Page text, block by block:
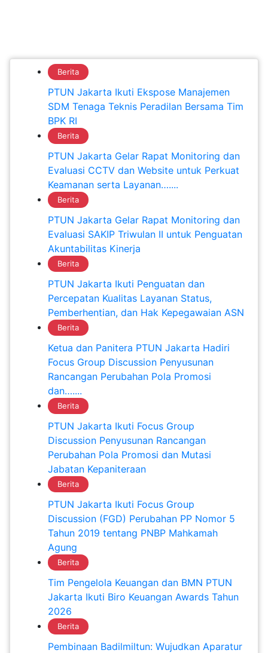
Berita
PTUN Jakarta Ikuti Ekspose Manajemen
SDM Tenaga Teknis Peradilan Bersama Tim
BPK RI
Berita
PTUN Jakarta Gelar Rapat Monitoring dan
Evaluasi CCTV dan Website untuk Perkuat
Keamanan serta Layanan…....
Berita
PTUN Jakarta Gelar Rapat Monitoring dan
Evaluasi SAKIP Triwulan II untuk Penguatan
Akuntabilitas Kinerja
Berita
PTUN Jakarta Ikuti Penguatan dan
Percepatan Kualitas Layanan Status,
Pemberhentian, dan Hak Kepegawaian ASN
Berita
Ketua dan Panitera PTUN Jakarta Hadiri
Focus Group Discussion Penyusunan
Rancangan Perubahan Pola Promosi
dan…....
Berita
PTUN Jakarta Ikuti Focus Group
Discussion Penyusunan Rancangan
Perubahan Pola Promosi dan Mutasi
Jabatan Kepaniteraan
Berita
PTUN Jakarta Ikuti Focus Group
Discussion (FGD) Perubahan PP Nomor 5
Tahun 2019 tentang PNBP Mahkamah
Agung
Berita
Tim Pengelola Keuangan dan BMN PTUN
Jakarta Ikuti Biro Keuangan Awards Tahun
2026
Berita
Pembinaan Badilmiltun: Wujudkan Aparatur